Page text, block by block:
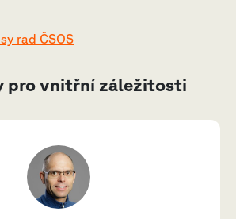
rad ČSOS
pro vnitřní záležitosti